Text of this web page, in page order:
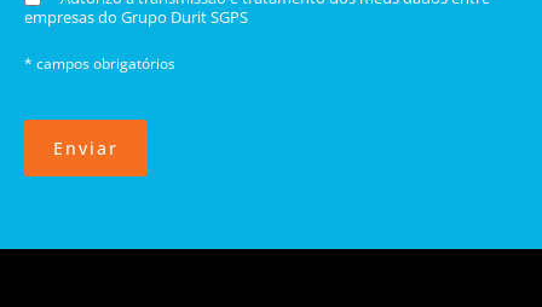
empresas do Grupo Durit SGPS
* campos obrigatórios
Enviar